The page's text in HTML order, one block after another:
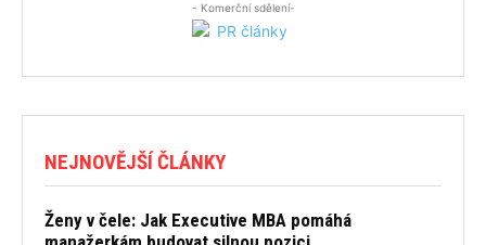
- Komerční sdělení-
NEJNOVĚJŠÍ ČLÁNKY
Ženy v čele: Jak Executive MBA pomáhá